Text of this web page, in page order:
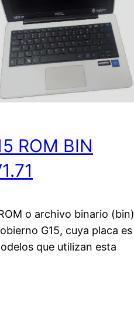
ROM BIN
o archivo binario (bin)
G15, cuya placa es
que utilizan esta